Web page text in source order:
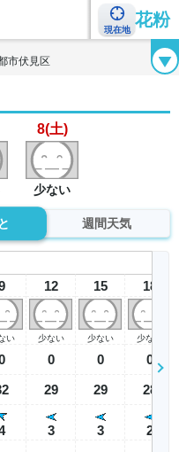
現在地
花粉
ックシート 花粉症ハンドブック
市伏見区
8(土)
少ない
週間天気
い
12
少ない
0
29
3
15
少ない
0
29
3
18
少ない
0
28
2